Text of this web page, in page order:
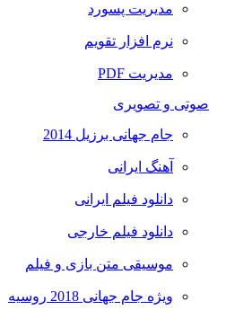
مدیریت پسورد
نرم افزار تقویم
مدیریت PDF
صوتی و تصویری
جام جهانی برزیل 2014
آهنگ ایرانی
دانلود فیلم ایرانی
دانلود فیلم خارجی
موسیقی متن بازی و فیلم
ویژه جام جهانی 2018 روسیه